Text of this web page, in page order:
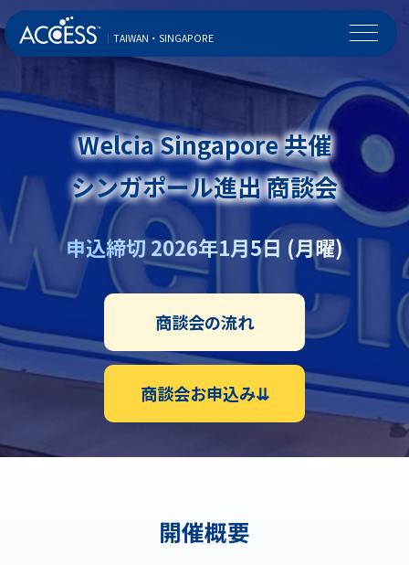
｜TAIWAN・SINGAPORE
Welcia Singapore 共催
シンガポール進出 商談会
申込締切 2026年1月5日 (月曜)
商談会の流れ
商談会お申込み⇊
開催概要